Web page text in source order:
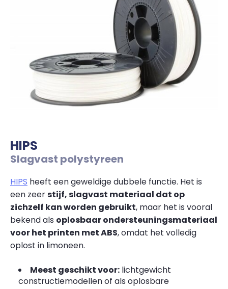
HIPS
Slagvast polystyreen
HIPS heeft een geweldige dubbele functie. Het is
een zeerstijf, slagvast materiaal dat op
zichzelf kan worden gebruikt, maar het is vooral
bekend als oplosbaar ondersteuningsmateriaal
voor het printen met ABS, omdat het volledig
oplost in limoneen.
Meest geschikt voor: lichtgewicht
constructiemodellen of als oplosbare